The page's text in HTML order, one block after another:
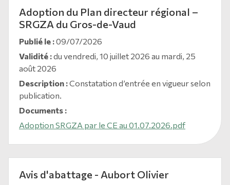
Adoption du Plan directeur régional –
SRGZA du Gros-de-Vaud
Publié le :09/07/2026
Validité :du vendredi, 10 juillet 2026 au mardi, 25
août 2026
Description :Constatation d’entrée en vigueur selon
publication.
Documents :
Adoption SRGZA par le CE au 01.07.2026.pdf
Avis d'abattage - Aubort Olivier